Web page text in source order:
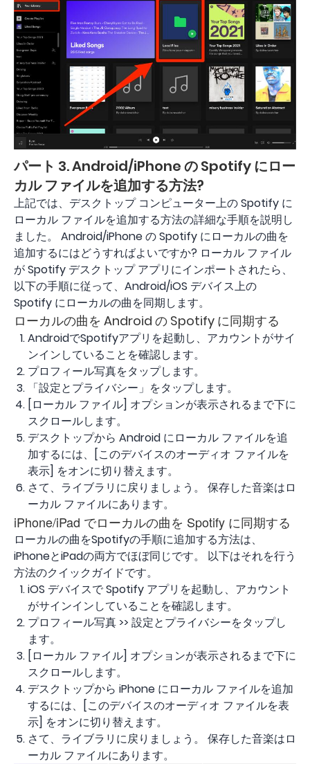
パート 3. Android/iPhone の Spotify にロー
カル ファイルを追加する方法?
上記では、デスクトップ コンピューター上の Spotify に
ローカル ファイルを追加する方法の詳細な手順を説明し
ました。 Android/iPhone の Spotify にローカルの曲を
追加するにはどうすればよいですか? ローカル ファイル
が Spotify デスクトップ アプリにインポートされたら、
以下の手順に従って、Android/iOS デバイス上の
Spotify にローカルの曲を同期します。
ローカルの曲を Android の Spotify に同期する
AndroidでSpotifyアプリを起動し、アカウントがサイ
ンインしていることを確認します。
プロフィール写真をタップします。
「設定とプライバシー」をタップします。
[ローカル ファイル] オプションが表示されるまで下に
スクロールします。
デスクトップから Android にローカル ファイルを追
加するには、[このデバイスのオーディオ ファイルを
表示] をオンに切り替えます。
さて、ライブラリに戻りましょう。 保存した音楽はロ
ーカル ファイルにあります。
iPhone/iPad でローカルの曲を Spotify に同期する
ローカルの曲をSpotifyの手順に追加する方法は、
iPhoneとiPadの両方でほぼ同じです。 以下はそれを行う
方法のクイックガイドです。
iOS デバイスで Spotify アプリを起動し、アカウント
がサインインしていることを確認します。
プロフィール写真 >> 設定とプライバシーをタップし
ます。
[ローカル ファイル] オプションが表示されるまで下に
スクロールします。
デスクトップから iPhone にローカル ファイルを追加
するには、[このデバイスのオーディオ ファイルを表
示] をオンに切り替えます。
さて、ライブラリに戻りましょう。 保存した音楽はロ
ーカル ファイルにあります。